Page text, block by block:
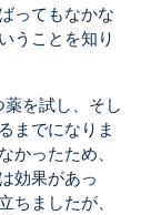
ってもなかな
うことを知り
を試し、そし
までになりま
かったため、
効果があっ
ちましたが、